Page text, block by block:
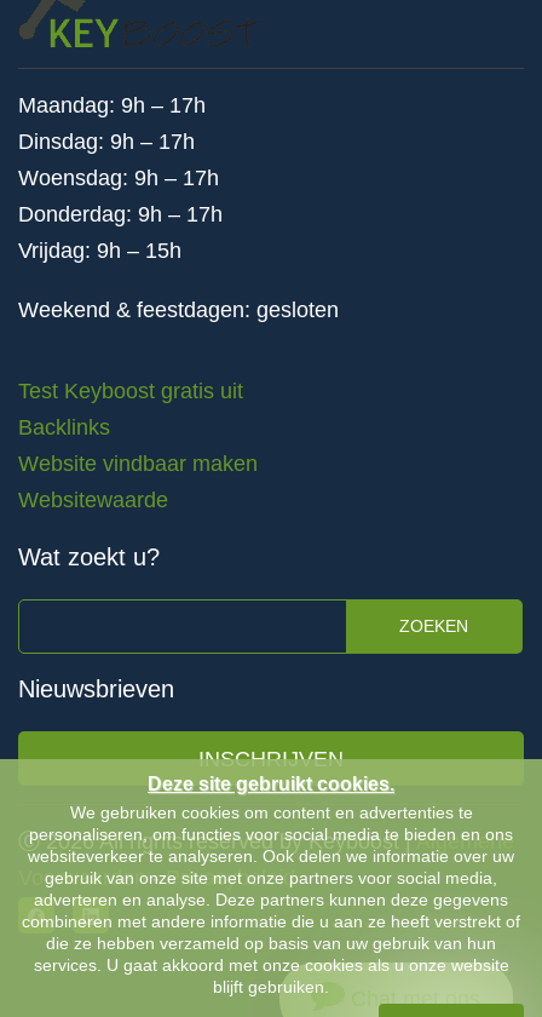
Maandag: 9h – 17h
Dinsdag: 9h – 17h
Woensdag: 9h – 17h
Donderdag: 9h – 17h
Vrijdag: 9h – 15h
Weekend & feestdagen: gesloten
Test Keyboost gratis uit
Backlinks
Website vindbaar maken
Websitewaarde
Wat zoekt u?
ZOEKEN
Nieuwsbrieven
INSCHRIJVEN
Ⓒ 2026 All rights reserved by Keyboost |Algemene
Voorwaarden-Privacybeleid
Chat met ons
Deze site gebruikt cookies.
We gebruiken cookies om content en advertenties te
personaliseren, om functies voor social media te bieden en ons
websiteverkeer te analyseren. Ook delen we informatie over uw
gebruik van onze site met onze partners voor social media,
adverteren en analyse. Deze partners kunnen deze gegevens
combineren met andere informatie die u aan ze heeft verstrekt of
die ze hebben verzameld op basis van uw gebruik van hun
services. U gaat akkoord met onze cookies als u onze website
blijft gebruiken.